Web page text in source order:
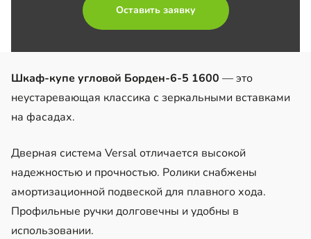
Оставить заявку
Шкаф-купе угловой Борден-6-5 1600 — это
неустаревающая классика с зеркальными вставками
на фасадах.
Дверная система Versal отличается высокой
надежностью и прочностью. Ролики снабжены
амортизационной подвеской для плавного хода.
Профильные ручки долговечны и удобны в
использовании.